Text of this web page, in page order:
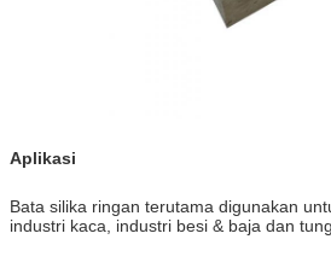
Aplikasi
Bata silika ringan terutama digunakan
industri kaca, industri besi & baja dan